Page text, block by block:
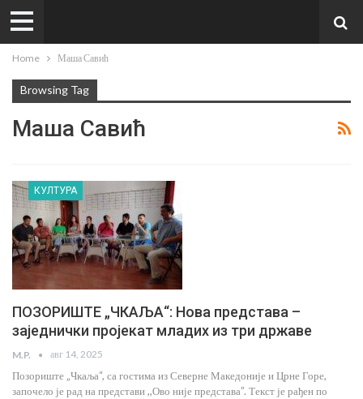
Home Маша Савић
Browsing Tag
Маша Савић
КУЛТУРА
ПОЗОРИШТЕ „ЧКАЉА“: Нова представа –
заједнички пројекат младих из три државе
M.P. авг 14, 2025
Позориште „Чкаља“, са гостима из Северне Македоније и Црне Горе,
започело је рад на представи ,,Ово није представа”. Текст је рађен по